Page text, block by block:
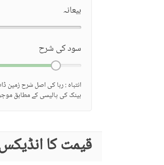
بیعانہ
سود کی شرح
انتباہ : ربا کی اصل شرح زمین
بینک کی پالیسی کے مطابق
قیمت کا